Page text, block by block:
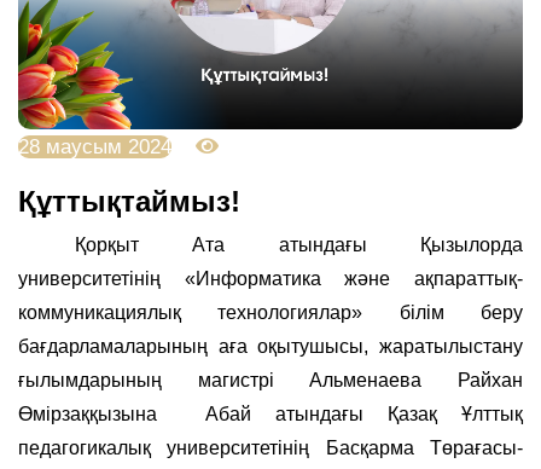
28 маусым 2024
Құттықтаймыз!
Қорқыт Ата атындағы Қызылорда
университетінің «Информатика және ақпараттық-
коммуникациялық технологиялар» білім беру
бағдарламаларының аға оқытушысы, жаратылыстану
ғылымдарының магистрі Альменаева Райхан
Өмірзаққызына
Абай атындағы Қазақ Ұлттық
педагогикалық университетінің Басқарма Төрағасы-